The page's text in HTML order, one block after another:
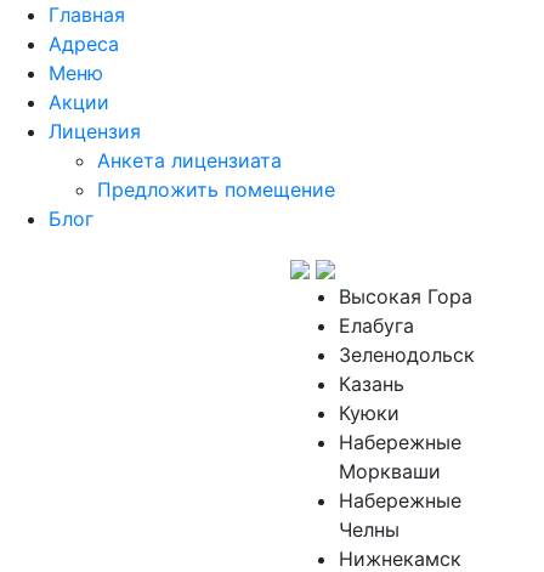
Главная
Адреса
Меню
Акции
Лицензия
Анкета лицензиата
Предложить помещение
Блог
Высокая Гора
Елабуга
Зеленодольск
Казань
Куюки
Набережные
Моркваши
Набережные
Челны
Нижнекамск